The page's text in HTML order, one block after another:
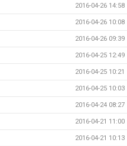
2016-04-26 14:58
2016-04-26 10:08
2016-04-26 09:39
2016-04-25 12:49
2016-04-25 10:21
2016-04-25 10:03
2016-04-24 08:27
2016-04-21 11:00
2016-04-21 10:13